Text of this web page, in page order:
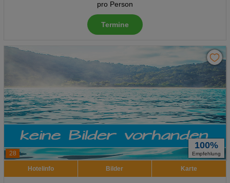
pro Person
Termine
28
100%
Empfehlung
Hotelinfo Bilder Karte